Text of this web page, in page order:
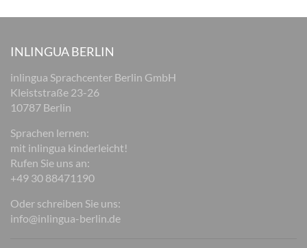
INLINGUA BERLIN
inlingua Sprachcenter Berlin GmbH
Kleiststraße 23-26
10787 Berlin
Sprachen lernen:
mit inlingua kinderleicht!
Rufen Sie uns an:
+49 30 88471190
Oder schreiben Sie uns:
info@inlingua-berlin.de